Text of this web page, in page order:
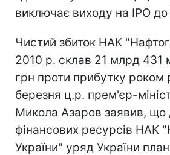
виключає виходу на IPO
Чистий збиток НАК
2010 р. склав 21 млрд 431
грн проти прибутку роком
березня ц.р. прем'єр-
Микола Азаров заявив, що
фінансових ресурсів НАК
України" уряд України